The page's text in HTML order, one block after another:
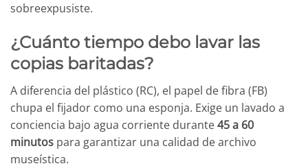
sobreexpusiste.
¿Cuánto tiempo debo lavar las
copias baritadas?
A diferencia del plástico (RC), el papel de fibra (FB)
chupa el fijador como una esponja. Exige un lavado a
conciencia bajo agua corriente durante45 a 60
minutos para garantizar una calidad de archivo
museística.